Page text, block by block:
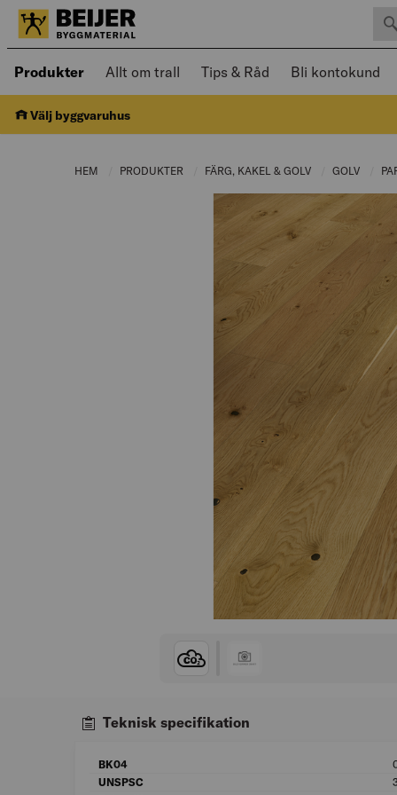
Produkter Öppnad meny kan navigeras med
Allt om trall Tips & Råd Bli kontokund
Välj byggvaruhus
HEM PRODUKTER CURRENT PAGE:
FÄRG, KAKEL & GOLV CURRENT PAGE:
GOLV
Teknisk specifikation
BK04
UNSPSC